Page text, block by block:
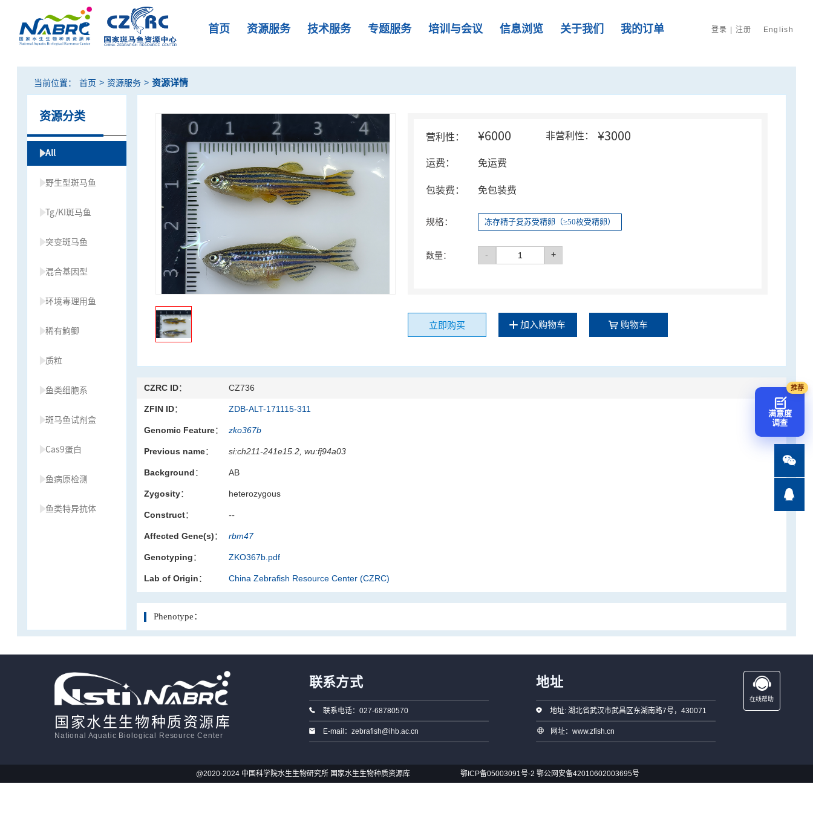
首页 资源服务 技术服务 专题服务 培训与会议 信息浏览 关于我们 我的订单 登录 | 注册 English
当前位置： 首页 > 资源服务 > 资源详情
资源分类
All
野生型斑马鱼
Tg/KI斑马鱼
突变斑马鱼
混合基因型
环境毒理用鱼
稀有鮈鲫
质粒
鱼类细胞系
斑马鱼试剂盒
Cas9蛋白
鱼病原检测
鱼类特异抗体
营利性： ¥6000 非营利性： ¥3000
运费： 免运费
包装费： 免包装费
规格： 冻存精子复苏受精卵（≥50枚受精卵）
数量： - +
立即购买 加入购物车 购物车
CZRC ID： CZ736
ZFIN ID： ZDB-ALT-171115-311
Genomic Feature： zko367b
Previous name： si:ch211-241e15.2, wu:fj94a03
Background： AB
Zygosity： heterozygous
Construct： --
Affected Gene(s)： rbm47
Genotyping： ZKO367b.pdf
Lab of Origin： China Zebrafish Resource Center (CZRC)
Phenotype：
国家水生生物种质资源库
National Aquatic Biological Resource Center
联系方式
联系电话：027-68780570
E-mail：zebrafish@ihb.ac.cn
地址
地址: 湖北省武汉市武昌区东湖南路7号，430071
网址：www.zfish.cn
在线帮助
@2020-2024 中国科学院水生生物研究所 国家水生生物种质资源库 鄂ICP备05003091号-2 鄂公网安备42010602003695号
满意度
调查

